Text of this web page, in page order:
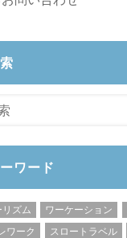
ワード
ズム ワーケーション
ワーク スロートラベル